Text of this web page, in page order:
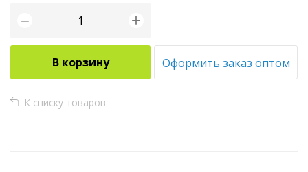
− +
В корзину Оформить заказ оптом
К списку товаров